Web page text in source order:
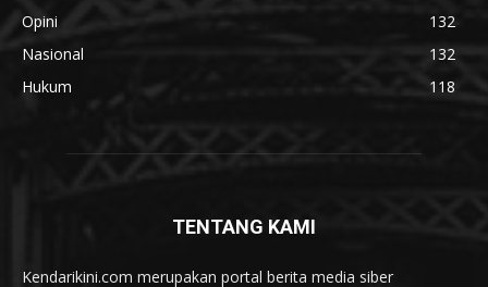
Opini
132
Nasional
132
Hukum
118
TENTANG KAMI
Kendarikini.com merupakan portal berita media siber